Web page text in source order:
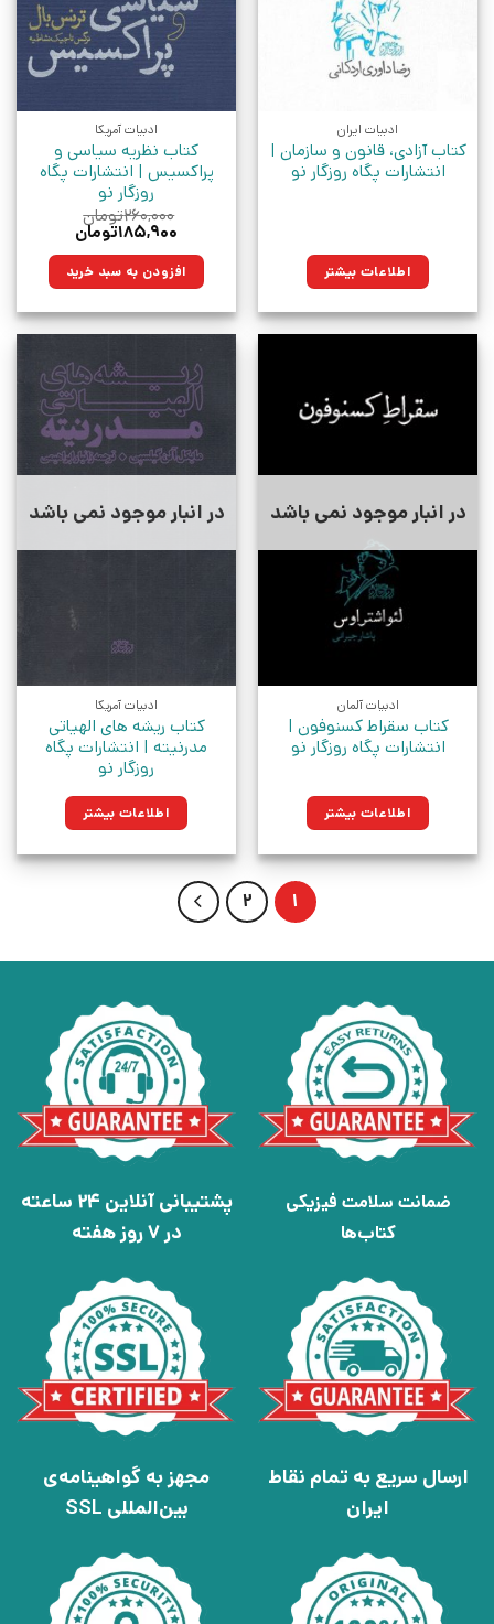
ادبیات ایران
کتاب آزادی، قانون و سازمان |
انتشارات پگاه روزگار نو
اطلاعات بیشتر
ادبیات آمریکا
کتاب نظریه سیاسی و
پراکسیس | انتشارات پگاه
روزگار نو
۲۶۰,۰۰۰تومان
قیمت
۲۶۰,۰۰۰تومان
بود.
۱۸۵,۹۰۰تومان
۱۸۵,۹۰۰تومان.افزودن به سبد خرید
در انبار موجود نمی باشد
ادبیات آلمان
کتاب سقراط کسنوفون |
انتشارات پگاه روزگار نو
اطلاعات بیشتر
در انبار موجود نمی باشد
ادبیات آمریکا
کتاب ریشه های الهیاتی
مدرنیته | انتشارات پگاه
روزگار نو
اطلاعات بیشتر
1
2
ضمانت سلامت فیزیکی
کتاب‌ها
پشتیبانی آنلاین 24 ساعته
در 7 روز هفته
ارسال سریع به تمام نقاط
ایران
مجهز به گواهینامه‌ی
بین‌المللی SSL